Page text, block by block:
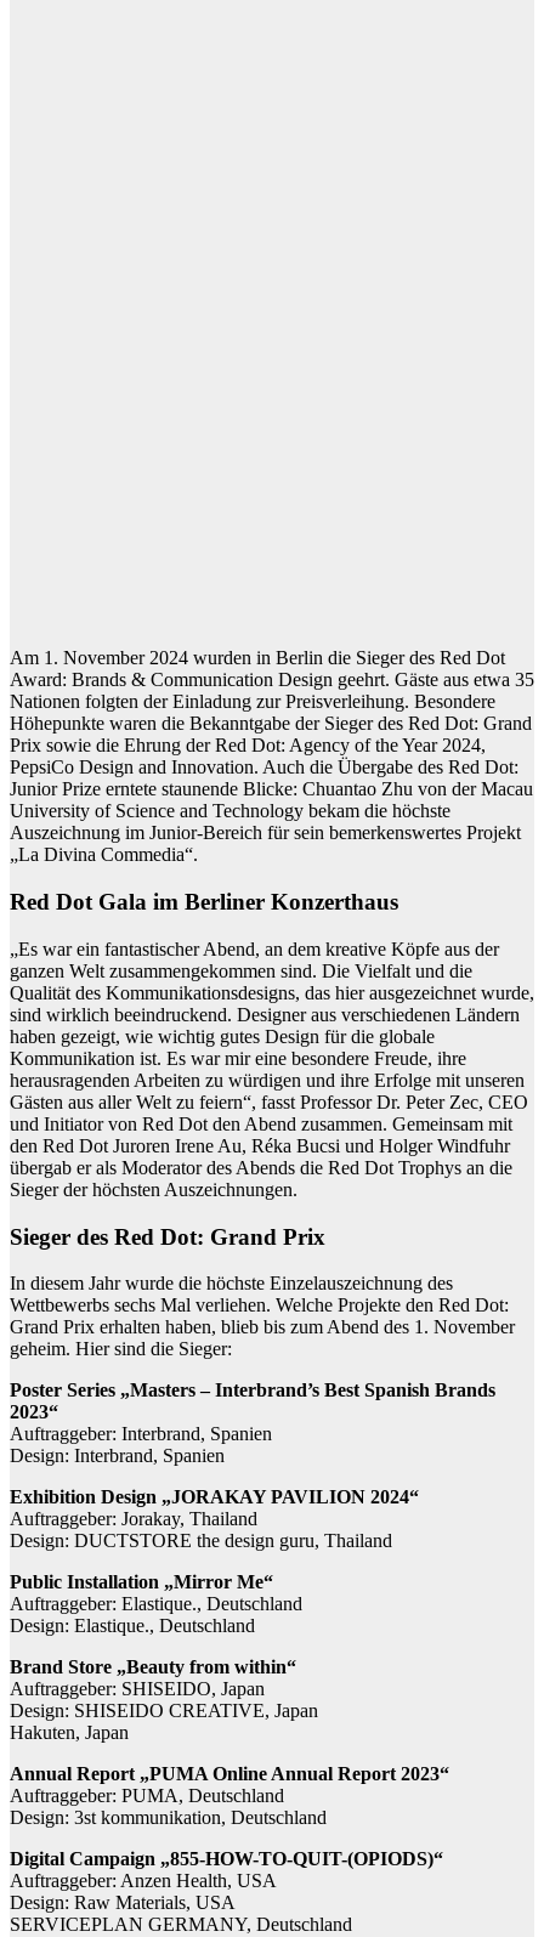
Am 1. November 2024 wurden in Berlin die Sieger des Red Dot
Award: Brands & Communication Design geehrt. Gäste aus etwa 35
Nationen folgten der Einladung zur Preisverleihung. Besondere
Höhepunkte waren die Bekanntgabe der Sieger des Red Dot: Grand
Prix sowie die Ehrung der Red Dot: Agency of the Year 2024,
PepsiCo Design and Innovation. Auch die Übergabe des Red Dot:
Junior Prize erntete staunende Blicke: Chuantao Zhu von der Macau
University of Science and Technology bekam die höchste
Auszeichnung im Junior-Bereich für sein bemerkenswertes Projekt
„La Divina Commedia“.
Red Dot Gala im Berliner Konzerthaus
„Es war ein fantastischer Abend, an dem kreative Köpfe aus der
ganzen Welt zusammengekommen sind. Die Vielfalt und die
Qualität des Kommunikationsdesigns, das hier ausgezeichnet wurde,
sind wirklich beeindruckend. Designer aus verschiedenen Ländern
haben gezeigt, wie wichtig gutes Design für die globale
Kommunikation ist. Es war mir eine besondere Freude, ihre
herausragenden Arbeiten zu würdigen und ihre Erfolge mit unseren
Gästen aus aller Welt zu feiern“, fasst Professor Dr. Peter Zec, CEO
und Initiator von Red Dot den Abend zusammen. Gemeinsam mit
den Red Dot Juroren Irene Au, Réka Bucsi und Holger Windfuhr
übergab er als Moderator des Abends die Red Dot Trophys an die
Sieger der höchsten Auszeichnungen.
Sieger des Red Dot: Grand Prix
In diesem Jahr wurde die höchste Einzelauszeichnung des
Wettbewerbs sechs Mal verliehen. Welche Projekte den Red Dot:
Grand Prix erhalten haben, blieb bis zum Abend des 1. November
geheim. Hier sind die Sieger:
Poster Series „Masters – Interbrand’s Best Spanish Brands
2023“
Auftraggeber: Interbrand, Spanien
Design: Interbrand, Spanien
Exhibition Design „JORAKAY PAVILION 2024“
Auftraggeber: Jorakay, Thailand
Design: DUCTSTORE the design guru, Thailand
Public Installation „Mirror Me“
Auftraggeber: Elastique., Deutschland
Design: Elastique., Deutschland
Brand Store „Beauty from within“
Auftraggeber: SHISEIDO, Japan
Design: SHISEIDO CREATIVE, Japan
Hakuten, Japan
Annual Report „PUMA Online Annual Report 2023“
Auftraggeber: PUMA, Deutschland
Design: 3st kommunikation, Deutschland
Digital Campaign „855-HOW-TO-QUIT-(OPIODS)“
Auftraggeber: Anzen Health, USA
Design: Raw Materials, USA
SERVICEPLAN GERMANY, Deutschland